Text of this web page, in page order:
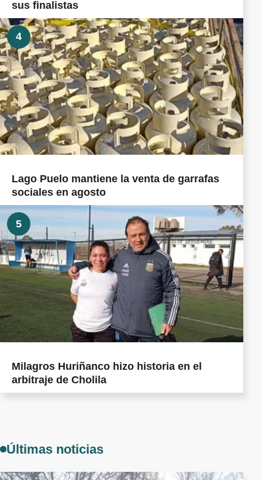
sus finalistas
4
Lago Puelo mantiene la venta de garrafas
sociales en agosto
5
Milagros Huriñanco hizo historia en el
arbitraje de Cholila
Últimas noticias